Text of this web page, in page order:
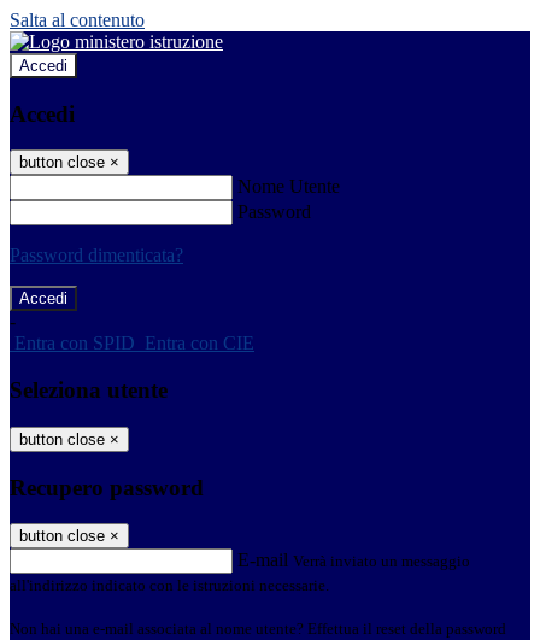
Salta al contenuto
Accedi
Accedi
button close ×
Nome Utente
Password
Password dimenticata?
-
Entra con SPID Entra con CIE
Seleziona utente
button close ×
Recupero password
button close ×
E-mail Verrà inviato un messaggio
all'indirizzo indicato con le istruzioni necessarie.
Non hai una e-mail associata al nome utente? Effettua il reset della password